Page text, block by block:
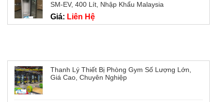
SM-EV, 400 Lít, Nhập Khẩu Malaysia
Giá: Liên Hệ
Thanh Lý Thiết Bị Phòng Gym Số Lượng Lớn,
Giá Cao, Chuyên Nghiệp